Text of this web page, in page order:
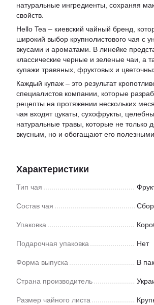
натуральные ингредиенты, сохраняя
свойств.
Hello Tea – киевский чайный бренд,
широкий выбор крупнолистового чая с
вкусами и ароматами. В линейке
классические черные и зеленые чаи, а
купажи травяных, фруктовых и
Каждый купаж – это результат
специалистов компании, которые
рецепты на протяжении нескольких
чая входят цукаты, сухофрукты,
натуральные травы, которые не только
вкусным, но и обогащают его
Характеристики
Тип чая
Состав чая Сбор
Упаковка
Подарочная упаковка Нет
Форма выпуска В
Страна производитель
Размер чайного листа